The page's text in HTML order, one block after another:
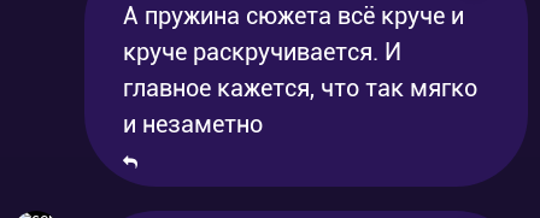
А пружина сюжета всё круче и
круче раскручивается. И
главное кажется, что так мягко
и незаметно